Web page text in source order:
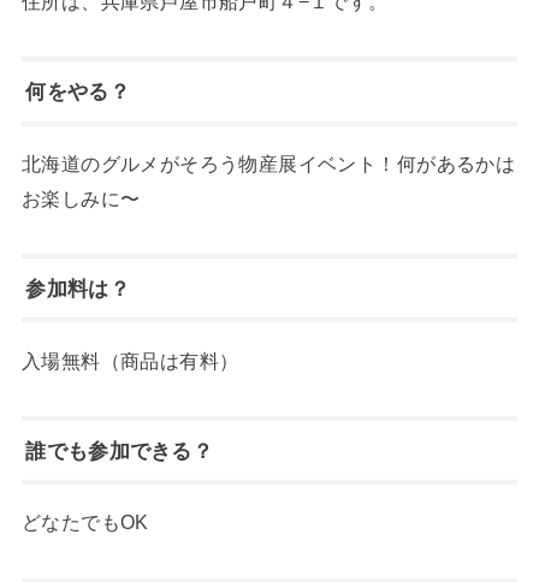
何をやる？
北海道のグルメがそろう物産展イベント！何があるかは
お楽しみに〜
参加料は？
入場無料（商品は有料）
誰でも参加できる？
どなたでもOK